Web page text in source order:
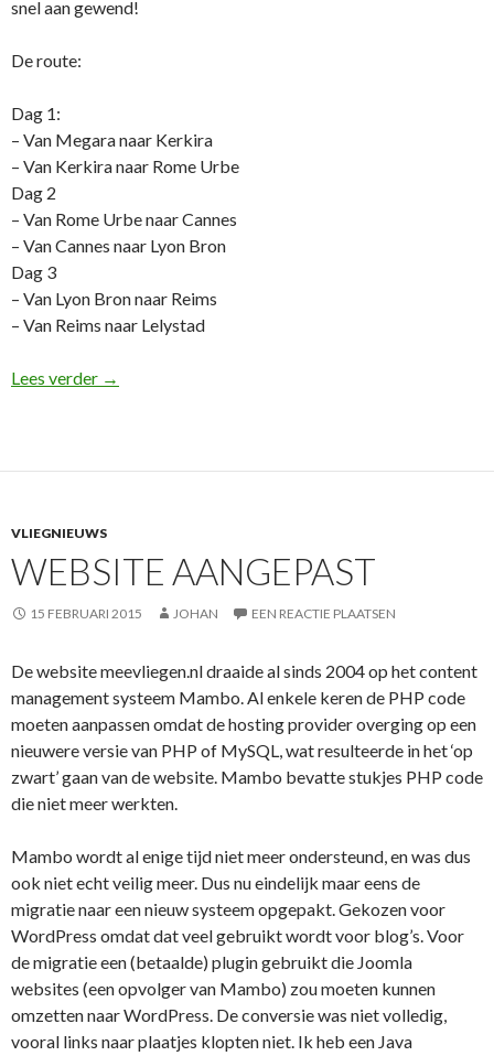
snel aan gewend!
De route:
Dag 1:
– Van Megara naar Kerkira
– Van Kerkira naar Rome Urbe
Dag 2
– Van Rome Urbe naar Cannes
– Van Cannes naar Lyon Bron
Dag 3
– Van Lyon Bron naar Reims
– Van Reims naar Lelystad
Lees verder Van Griekenland naar Lelystad
→
VLIEGNIEUWS
WEBSITE AANGEPAST
15 FEBRUARI 2015 JOHAN EEN REACTIE PLAATSEN
De website meevliegen.nl draaide al sinds 2004 op het content
management systeem Mambo. Al enkele keren de PHP code
moeten aanpassen omdat de hosting provider overging op een
nieuwere versie van PHP of MySQL, wat resulteerde in het ‘op
zwart’ gaan van de website. Mambo bevatte stukjes PHP code
die niet meer werkten.
Mambo wordt al enige tijd niet meer ondersteund, en was dus
ook niet echt veilig meer. Dus nu eindelijk maar eens de
migratie naar een nieuw systeem opgepakt. Gekozen voor
WordPress omdat dat veel gebruikt wordt voor blog’s. Voor
de migratie een (betaalde) plugin gebruikt die Joomla
websites (een opvolger van Mambo) zou moeten kunnen
omzetten naar WordPress. De conversie was niet volledig,
vooral links naar plaatjes klopten niet. Ik heb een Java